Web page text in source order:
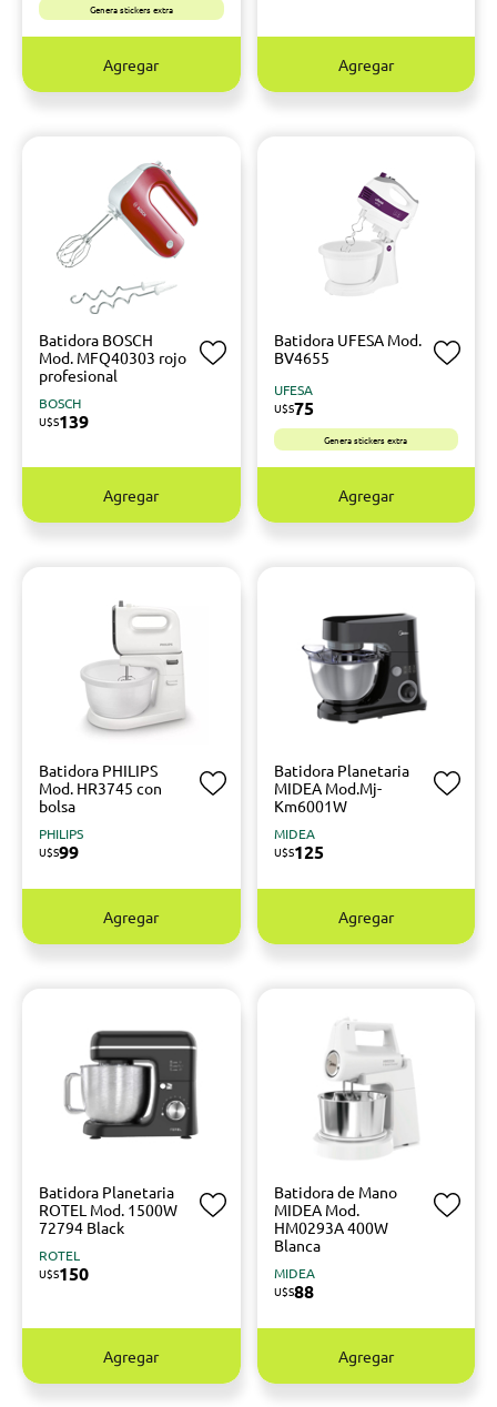
Genera stickers extra
Agregar Agregar
Batidora BOSCH
Mod. MFQ40303 rojo
profesional
BOSCH
U$S139
Agregar
Batidora UFESA Mod.
BV4655
UFESA
U$S75
Genera stickers extra
Agregar
Batidora PHILIPS
Mod. HR3745 con
bolsa
PHILIPS
U$S99
Agregar
Batidora Planetaria
MIDEA Mod.Mj-
Km6001W
MIDEA
U$S125
Agregar
Batidora Planetaria
ROTEL Mod. 1500W
72794 Black
ROTEL
U$S150
Agregar
Batidora de Mano
MIDEA Mod.
HM0293A 400W
Blanca
MIDEA
U$S88
Agregar